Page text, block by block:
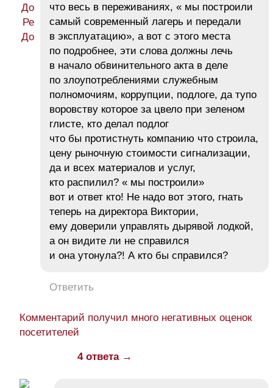
что весь в переживаниях, « мы построили
самый современный лагерь и передали
в эксплуатацию», а вот с этого места
по подробнее, эти слова должны лечь
в начало обвинительного акта в деле
по злоупотреблениями служебным
полномочиям, коррупции, подлоге, да тупо
воровству которое за цвело при зеленом
глисте, кто делал подлог
что бы протистнуть компанию что строила,
цену рыночную стоимости сигнализации,
да и всех материалов и услуг,
кто распилил? « мы построили»
вот и ответ кто! Не надо вот этого, гнать
теперь на директора Виктории,
ему доверили управлять дырявой лодкой,
а он видите ли не справился
и она утонула?! А кто бы справился?
Ответить
Комментарий получил много негативных оценок
посетителей
4 ответа →